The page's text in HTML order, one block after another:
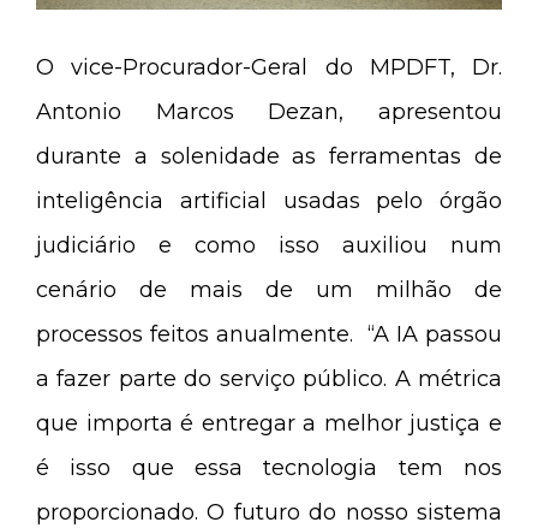
O vice-Procurador-Geral do MPDFT, Dr.
Antonio Marcos Dezan, apresentou
durante a solenidade as ferramentas de
inteligência artificial usadas pelo órgão
judiciário e como isso auxiliou num
cenário de mais de um milhão de
processos feitos anualmente. “A IA passou
a fazer parte do serviço público. A métrica
que importa é entregar a melhor justiça e
é isso que essa tecnologia tem nos
proporcionado. O futuro do nosso sistema